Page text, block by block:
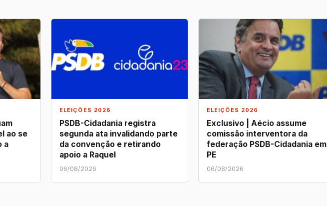
ao se
a
ELEIÇÕES 2026
PSDB-Cidadania registra
segunda ata invalidando parte
da convenção e retirando
apoio a Raquel
06/08/2026
ELEIÇÕES 2026
Exclusivo | Aécio assume
comissão interventora da
federação PSDB-Cidadania em
PE
06/08/2026